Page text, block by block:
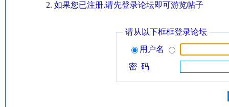
如果您已注册,请先登录论坛即可游览帖子
请从以下框框登录论坛
用户名
密 码